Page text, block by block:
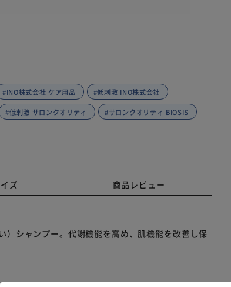
#INO株式会社 ケア用品 #低刺激 INO株式会社
#低刺激 サロンクオリティ #サロンクオリティ BIOSIS
ズ 商品レビュー
）シャンプー。代謝機能を高め、肌機能を改善し保